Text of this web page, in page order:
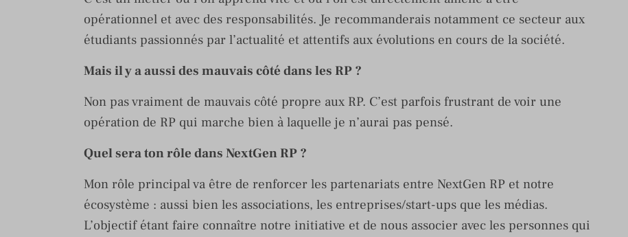
opérationnel et avec des responsabilités. Je recommanderais notamment ce secteur aux
étudiants passionnés par l’actualité et attentifs aux évolutions en cours de la société.
Mais il y a aussi des mauvais côté dans les RP ?
Non pas vraiment de mauvais côté propre aux RP. C’est parfois frustrant de voir une
opération de RP qui marche bien à laquelle je n’aurai pas pensé.
Quel sera ton rôle dans NextGen RP ?
Mon rôle principal va être de renforcer les partenariats entre NextGen RP et notre
écosystème : aussi bien les associations, les entreprises/start-ups que les médias.
L’objectif étant faire connaître notre initiative et de nous associer avec les personnes qui